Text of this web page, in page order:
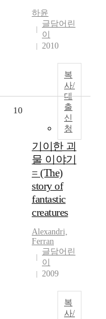
하윤
글담어린
이
2010
복
사/
대
출
신
청
10
기이한 괴
물 이야기
= (The)
story of
fantastic
creatures
Alexandri,
Ferran
글담어린
이
2009
복
사/